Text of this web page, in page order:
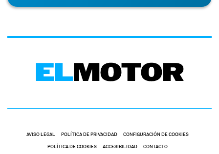
AVISO LEGAL POLÍTICA DE PRIVACIDAD CONFIGURACIÓN DE COOKIES
POLÍTICA DE COOKIES ACCESIBILIDAD CONTACTO